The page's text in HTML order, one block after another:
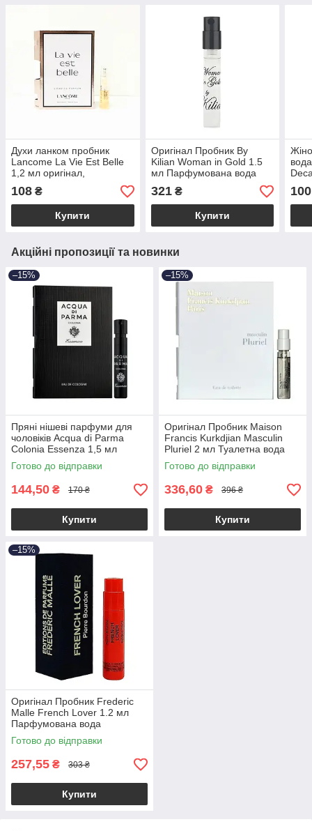
Духи ланком пробник
Lancome La Vie Est Belle
1,2 мл оригінал,
популярний жіночий
квітково-фруктовий
аромат
108 ₴
Купити
Оригінал Пробник By
Kilian Woman in Gold 1.5
мл Парфумована вода
321₴
Купити
100
Акційні пропозиції та новинки
–15%
Пряні нішеві парфуми для
чоловіків Acqua di Parma
Colonia Essenza 1,5 мл
пробник, цитрусовий
насичений аромат
Готово до відправки
144,50 ₴ 170 ₴
Купити
–15%
Оригінал Пробник Maison
Francis Kurkdjian Masculin
Pluriel 2 мл Туалетна вода
Готово до відправки
336,60 ₴ 396 ₴
Купити
–15%
Оригінал Пробник Frederic
Malle French Lover 1.2 мл
Парфумована вода
Готово до відправки
257,55 ₴ 303 ₴
Купити